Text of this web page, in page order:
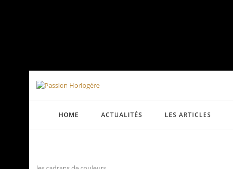
HOME ACTUALITÉS LES ARTICLES